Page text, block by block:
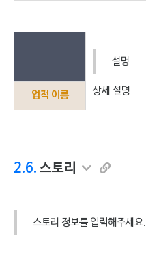
설명
상세 설명
업적 이름
2.6. 스토리
스토리 정보를 입력해주세요.